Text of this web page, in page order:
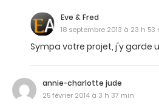
Eve & Fred
18 septembre 2013 à 23 h 53
Sympa votre projet, j'y garde
annie-charlotte jude
25 février 2014 à 3 h 37 min